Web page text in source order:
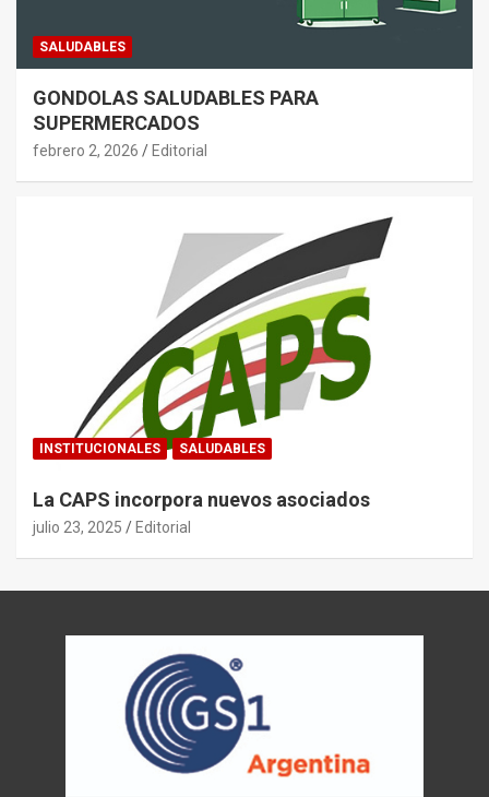
SALUDABLES
GONDOLAS SALUDABLES PARA
SUPERMERCADOS
febrero 2, 2026 Editorial
INSTITUCIONALES SALUDABLES
La CAPS incorpora nuevos asociados
julio 23, 2025 Editorial